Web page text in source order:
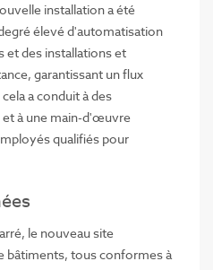
installation a été
élevé d'automatisation
et des installations et
garantissant un flux
a conduit à des
à une main-d'œuvre
qualifiés pour
le nouveau site
bâtiments, tous conformes à